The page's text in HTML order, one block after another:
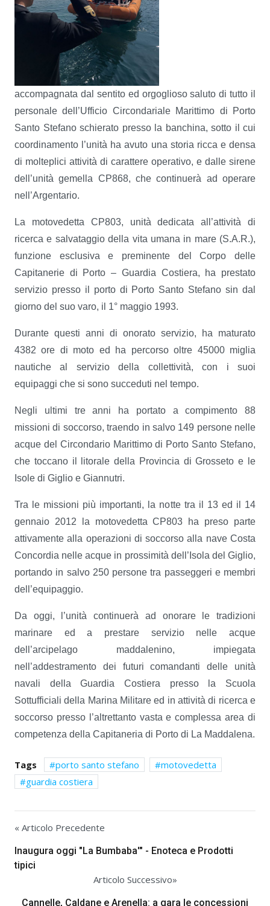
accompagnata dal sentito ed orgoglioso saluto di tutto il
personale dell’Ufficio Circondariale Marittimo di Porto
Santo Stefano schierato presso la banchina, sotto il cui
coordinamento l’unità ha avuto una storia ricca e densa
di molteplici attività di carattere operativo, e dalle sirene
dell’unità gemella CP868, che continuerà ad operare
nell’Argentario.
La motovedetta CP803, unità dedicata all’attività di
ricerca e salvataggio della vita umana in mare (S.A.R.),
funzione esclusiva e preminente del Corpo delle
Capitanerie di Porto – Guardia Costiera, ha prestato
servizio presso il porto di Porto Santo Stefano sin dal
giorno del suo varo, il 1° maggio 1993.
Durante questi anni di onorato servizio, ha maturato
4382 ore di moto ed ha percorso oltre 45000 miglia
nautiche al servizio della collettività, con i suoi
equipaggi che si sono succeduti nel tempo.
Negli ultimi tre anni ha portato a compimento 88
missioni di soccorso, traendo in salvo 149 persone nelle
acque del Circondario Marittimo di Porto Santo Stefano,
che toccano il litorale della Provincia di Grosseto e le
Isole di Giglio e Giannutri.
Tra le missioni più importanti, la notte tra il 13 ed il 14
gennaio 2012 la motovedetta CP803 ha preso parte
attivamente alla operazioni di soccorso alla nave Costa
Concordia nelle acque in prossimità dell’Isola del Giglio,
portando in salvo 250 persone tra passeggeri e membri
dell’equipaggio.
Da oggi, l’unità continuerà ad onorare le tradizioni
marinare ed a prestare servizio nelle acque
dell’arcipelago maddalenino, impiegata
nell’addestramento dei futuri comandanti delle unità
navali della Guardia Costiera presso la Scuola
Sottufficiali della Marina Militare ed in attività di ricerca e
soccorso presso l’altrettanto vasta e complessa area di
competenza della Capitaneria di Porto di La Maddalena.
Tags porto santo stefano
motovedetta
guardia costiera
« Articolo Precedente
Inaugura oggi "La Bumbaba'" - Enoteca e Prodotti
tipici
Articolo Successivo»
Cannelle, Caldane e Arenella: a gara le concessioni